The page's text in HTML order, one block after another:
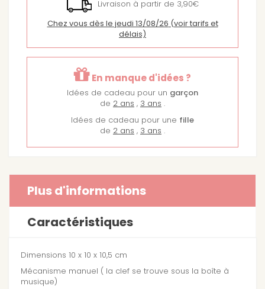
Livraison à partir de 3,90€
Chez vous dès le jeudi 13/08/26 (voir tarifs et
délais)
En manque d'idées ?
Idées de cadeau pour un garçon
de 2 ans , 3 ans .
Idées de cadeau pour une fille
de 2 ans , 3 ans .
Plus d'informations
Caractéristiques
Dimensions 10 x 10 x 10,5 cm
Mécanisme manuel ( la clef se trouve sous la boîte à
musique)